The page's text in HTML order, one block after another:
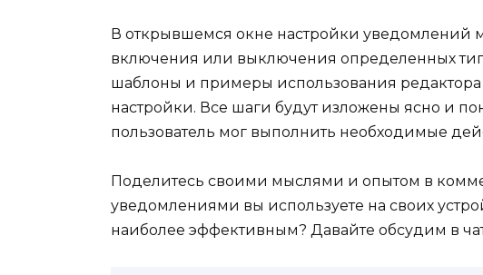
В открывшемся окне настройки уведомлений
включения или выключения определенных
шаблоны и примеры использования редактора
настройки. Все шаги будут изложены ясно и
пользователь мог выполнить необходимые
Поделитесь своими мыслями и опытом в
уведомлениями вы используете на своих
наиболее эффективным? Давайте обсудим в